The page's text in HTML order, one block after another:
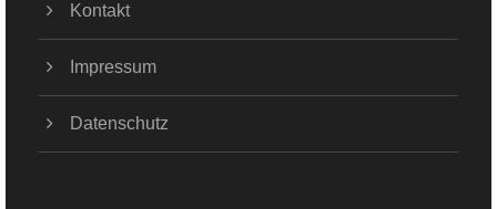
Kontakt
Impressum
Datenschutz